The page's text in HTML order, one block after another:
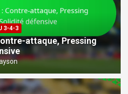
3-4-3
attaque, Pressing